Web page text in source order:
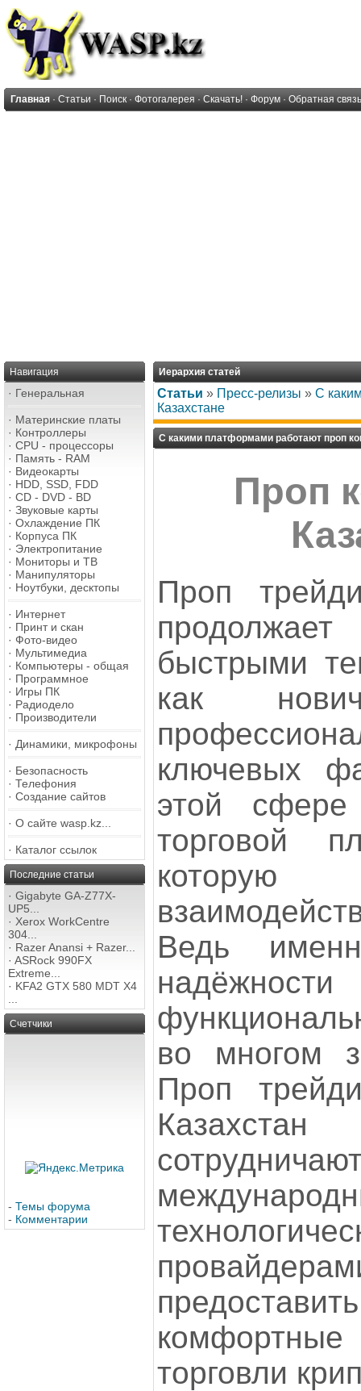
Главная · Статьи · Поиск · Фотогалерея · Скачать! · Форум · Обратная связь
Навигация
· Генеральная
· Материнские платы
· Контроллеры
· CPU - процессоры
· Память - RAM
· Видеокарты
· HDD, SSD, FDD
· CD - DVD - BD
· Звуковые карты
· Охлаждение ПК
· Корпуса ПК
· Электропитание
· Мониторы и ТВ
· Манипуляторы
· Ноутбуки, десктопы
· Интернет
· Принт и скан
· Фото-видео
· Мультимедиа
· Компьютеры - общая
· Программное
· Игры ПК
· Радиодело
· Производители
· Динамики, микрофоны
· Безопасность
· Телефония
· Создание сайтов
· О сайте wasp.kz...
· Каталог ссылок
Последние статьи
· Gigabyte GA-Z77X-
UP5...
· Xerox WorkCentre
304...
· Razer Anansi + Razer...
· ASRock 990FX
Extreme...
· KFA2 GTX 580 MDT X4
Счетчики
- Темы форума
- Комментарии
Иерархия статей
Статьи » Пресс-релизы » С
Казахстане
С какими платформами работают проп
Проп
Проп
быстрыми
как
ключевых
этой сфере
торговой
Ведь
во многом
Проп
торговли